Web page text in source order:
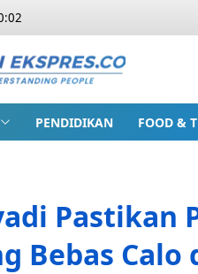
PENDIDIKAN FOOD &
Pastikan
Bebas